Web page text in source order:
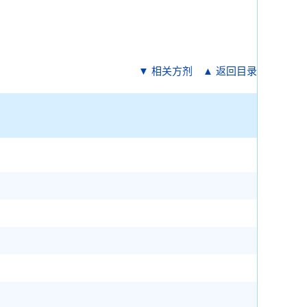
▼ 相关方剂 ▲ 返回目录